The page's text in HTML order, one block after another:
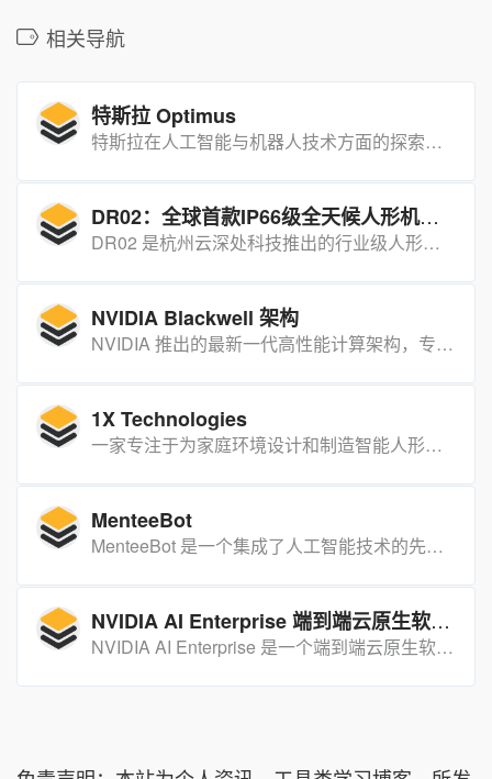
相关导航
特斯拉 Optimus
特斯拉在人工智能与机器人技术方面的探索和应用是公司创新战略的重要组成部分。其官方网站上的人工智能页面详细介绍了公司在自动驾驶车辆、机器人以及其他自动化领域的发展情况，并开放了相关职位的申请入口。
DR02：全球首款IP66级全天候人形机器人
DR02 是杭州云深处科技推出的行业级人形机器人，可在暴雨、粉尘、-20 ℃~55 ℃等严苛环境下连续作业，突破户外机器人“怕水、怕尘、怕极端温度”的瓶颈。
NVIDIA Blackwell 架构
NVIDIA 推出的最新一代高性能计算架构，专为加速人工智能和高性能计算而设计。
1X Technologies
一家专注于为家庭环境设计和制造智能人形机器人的公司。
MenteeBot
MenteeBot 是一个集成了人工智能技术的先进平台，它站在计算机视觉、自然语言理解、详细模拟器以及从模拟到现实世界转移方法论的融合前沿。
NVIDIA AI Enterprise 端到端云原生软件平台
NVIDIA AI Enterprise 是一个端到端云原生软件平台，可加速数据科学工作流，简化生产级协作驾驶和其他生成式 AI 应用的开发和部署。易于使用的微服务优化了模型性能，可提供企业级的安全性、支持服务和稳定性，能够确保以 AI 为基础开展业务的企业从原型到生产的平稳过渡。